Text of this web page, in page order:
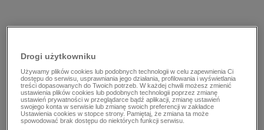
Drogi użytkowniku
Używamy plików cookies lub podobnych technologii w celu zapewnienia Ci
dostępu do serwisu, usprawniania jego działania, profilowania i wyświetlania
treści dopasowanych do Twoich potrzeb. W każdej chwili możesz zmienić
ustawienia plików cookies lub podobnych technologii poprzez zmianę
ustawień prywatności w przeglądarce bądź aplikacji, zmianę ustawień
swojego konta w serwisie lub zmianę swoich preferencji w zakładce
Ustawienia cookies w stopce strony. Pamiętaj, że zmiana ta może
spowodować brak dostępu do niektórych funkcji serwisu.